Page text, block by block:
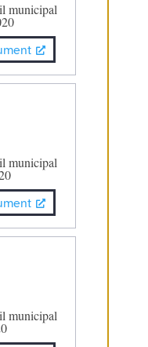
municipal
municipal
municipal